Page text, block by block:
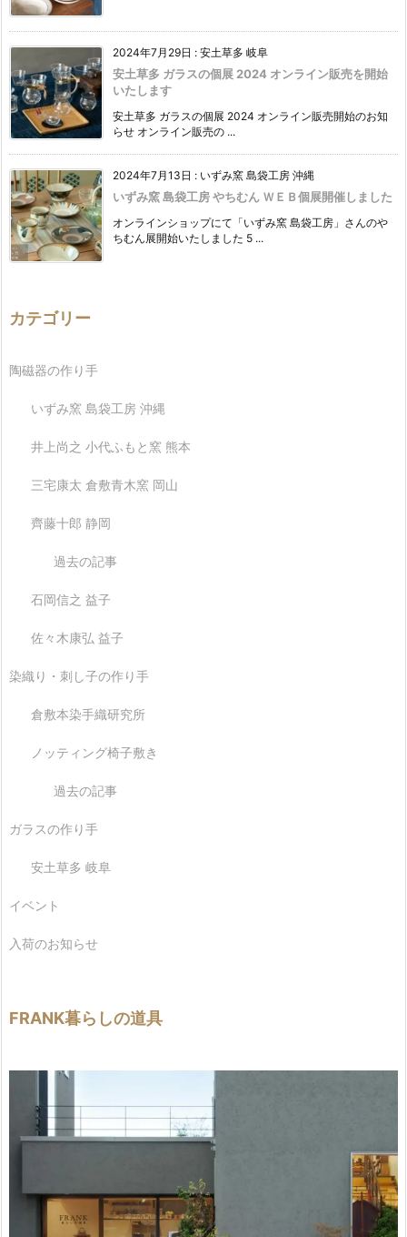
2024年7月29日 : 安土草多 岐阜
安土草多 ガラスの個展 2024 オンライン販売を開始
いたします
安土草多 ガラスの個展 2024 オンライン販売開始のお知
らせ オンライン販売の ...
2024年7月13日 : いずみ窯 島袋工房 沖縄
いずみ窯 島袋工房 やちむん ＷＥＢ個展開催しました
オンラインショップにて「いずみ窯 島袋工房」さんのや
ちむん展開始いたしました 5 ...
カテゴリー
陶磁器の作り手
いずみ窯 島袋工房 沖縄
井上尚之 小代ふもと窯 熊本
三宅康太 倉敷青木窯 岡山
齊藤十郎 静岡
過去の記事
石岡信之 益子
佐々木康弘 益子
染織り・刺し子の作り手
倉敷本染手織研究所
ノッティング椅子敷き
過去の記事
ガラスの作り手
安土草多 岐阜
イベント
入荷のお知らせ
FRANK暮らしの道具